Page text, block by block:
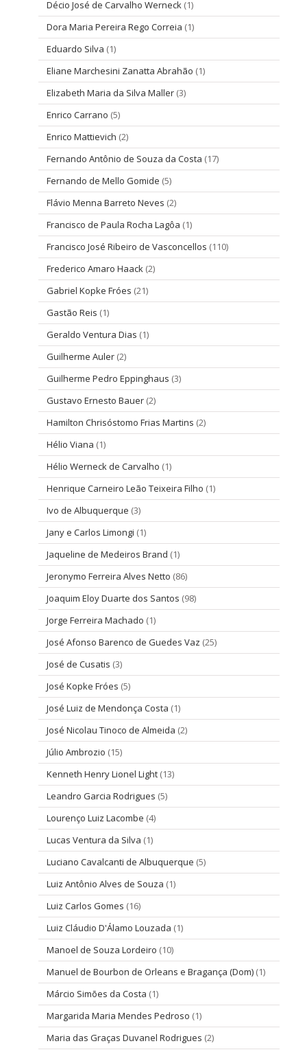
Décio José de Carvalho Werneck (1)
Dora Maria Pereira Rego Correia (1)
Eduardo Silva (1)
Eliane Marchesini Zanatta Abrahão (1)
Elizabeth Maria da Silva Maller (3)
Enrico Carrano (5)
Enrico Mattievich (2)
Fernando Antônio de Souza da Costa (17)
Fernando de Mello Gomide (5)
Flávio Menna Barreto Neves (2)
Francisco de Paula Rocha Lagôa (1)
Francisco José Ribeiro de Vasconcellos (110)
Frederico Amaro Haack (2)
Gabriel Kopke Fróes (21)
Gastão Reis (1)
Geraldo Ventura Dias (1)
Guilherme Auler (2)
Guilherme Pedro Eppinghaus (3)
Gustavo Ernesto Bauer (2)
Hamilton Chrisóstomo Frias Martins (2)
Hélio Viana (1)
Hélio Werneck de Carvalho (1)
Henrique Carneiro Leão Teixeira Filho (1)
Ivo de Albuquerque (3)
Jany e Carlos Limongi (1)
Jaqueline de Medeiros Brand (1)
Jeronymo Ferreira Alves Netto (86)
Joaquim Eloy Duarte dos Santos (98)
Jorge Ferreira Machado (1)
José Afonso Barenco de Guedes Vaz (25)
José de Cusatis (3)
José Kopke Fróes (5)
José Luiz de Mendonça Costa (1)
José Nicolau Tinoco de Almeida (2)
Júlio Ambrozio (15)
Kenneth Henry Lionel Light (13)
Leandro Garcia Rodrigues (5)
Lourenço Luiz Lacombe (4)
Lucas Ventura da Silva (1)
Luciano Cavalcanti de Albuquerque (5)
Luiz Antônio Alves de Souza (1)
Luiz Carlos Gomes (16)
Luiz Cláudio D'Álamo Louzada (1)
Manoel de Souza Lordeiro (10)
Manuel de Bourbon de Orleans e Bragança (Dom) (1)
Márcio Simões da Costa (1)
Margarida Maria Mendes Pedroso (1)
Maria das Graças Duvanel Rodrigues (2)